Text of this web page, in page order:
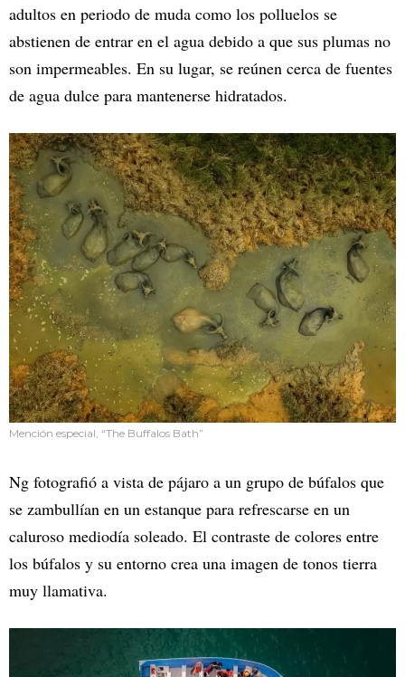
adultos en periodo de muda como los polluelos se
abstienen de entrar en el agua debido a que sus plumas no
son impermeables. En su lugar, se reúnen cerca de fuentes
de agua dulce para mantenerse hidratados.
Mención especial, “The Buffalos Bath”
Ng fotografió a vista de pájaro a un grupo de búfalos que
se zambullían en un estanque para refrescarse en un
caluroso mediodía soleado. El contraste de colores entre
los búfalos y su entorno crea una imagen de tonos tierra
muy llamativa.